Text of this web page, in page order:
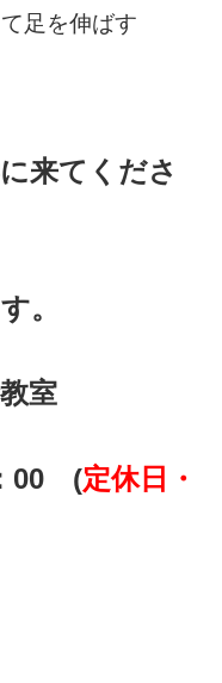
足を伸ばす
来てくださ
。
室
00 (定休日・